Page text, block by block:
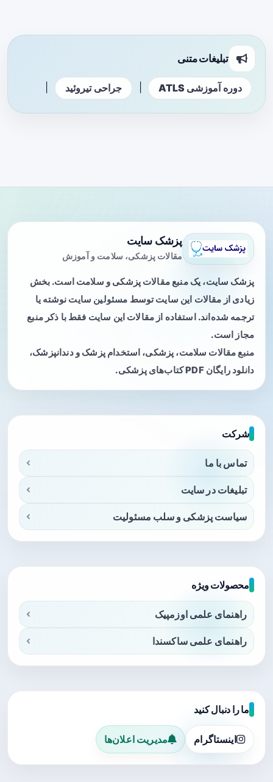
تبلیغات متنی
دوره آموزشی ATLS جراحی تیروئید
پزشک سایت
مقالات پزشکی، سلامت و آموزش
پزشک سایت، یک منبع مقالات پزشکی و سلامت است. بخش
زیادی از مقالات این سایت توسط مسئولین سایت نوشته یا
ترجمه شده‌اند. استفاده از مقالات این سایت فقط با ذکر منبع
مجاز است.
منبع مقالات سلامت، پزشکی، استخدام پزشک و دندانپزشک،
دانلود رایگان PDF کتاب‌های پزشکی.
شرکت
تماس با ما
تبلیغات در سایت
سیاست پزشکی و سلب مسئولیت
محصولات ویژه
راهنمای علمی اوزمپیک
راهنمای علمی ساکسندا
ما را دنبال کنید
اینستاگرام مدیریت اعلان‌ها